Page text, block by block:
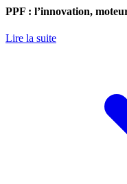
PPF : l’innovation,
Lire la suite